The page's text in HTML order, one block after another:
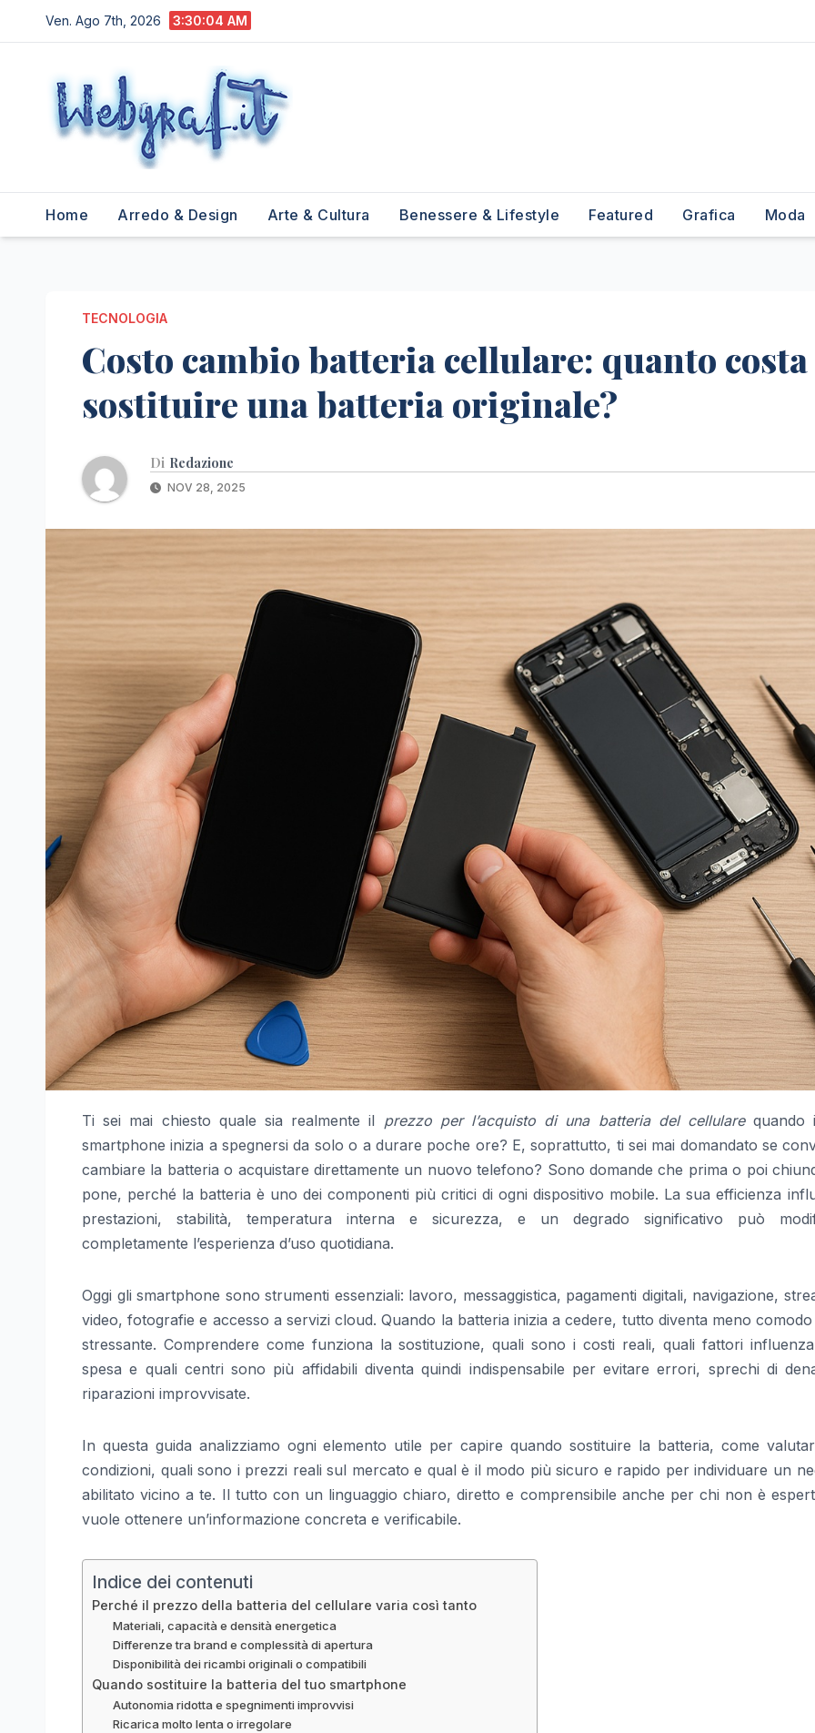
al
Ven. Ago 7th, 2026 3:30:06 AM
Home Arredo & Design Arte & Cultura Benessere & Lifestyle Featured Grafica Moda
TECNOLOGIA
Costo cambio batteria cellulare: quanto costa
sostituire una batteria originale?
Di Redazione
NOV 28, 2025
Ti sei mai chiesto quale sia realmente il prezzo per l’acquisto di una batteria del cellularequando
smartphone inizia a spegnersi da solo o a durare poche ore? E, soprattutto, ti sei mai domandato se
cambiare la batteria o acquistare direttamente un nuovo telefono? Sono domande che prima o poi
pone, perché la batteria è uno dei componenti più critici di ogni dispositivo mobile. La sua efficienza
prestazioni, stabilità, temperatura interna e sicurezza, e un degrado significativo può
completamente l’esperienza d’uso quotidiana.
Oggi gli smartphone sono strumenti essenziali: lavoro, messaggistica, pagamenti digitali, navigazione,
video, fotografie e accesso a servizi cloud. Quando la batteria inizia a cedere, tutto diventa meno
stressante. Comprendere come funziona la sostituzione, quali sono i costi reali, quali fattori
spesa e quali centri sono più affidabili diventa quindi indispensabile per evitare errori, sprechi di
riparazioni improvvisate.
In questa guida analizziamo ogni elemento utile per capire quando sostituire la batteria, come
condizioni, quali sono i prezzi reali sul mercato e qual è il modo più sicuro e rapido per individuare un
abilitato vicino a te. Il tutto con un linguaggio chiaro, diretto e comprensibile anche per chi non è
vuole ottenere un’informazione concreta e verificabile.
Indice dei contenuti
Perché il prezzo della batteria del cellulare varia così tanto
Materiali, capacità e densità energetica
Differenze tra brand e complessità di apertura
Disponibilità dei ricambi originali o compatibili
Quando sostituire la batteria del tuo smartphone
Autonomia ridotta e spegnimenti improvvisi
Ricarica molto lenta o irregolare